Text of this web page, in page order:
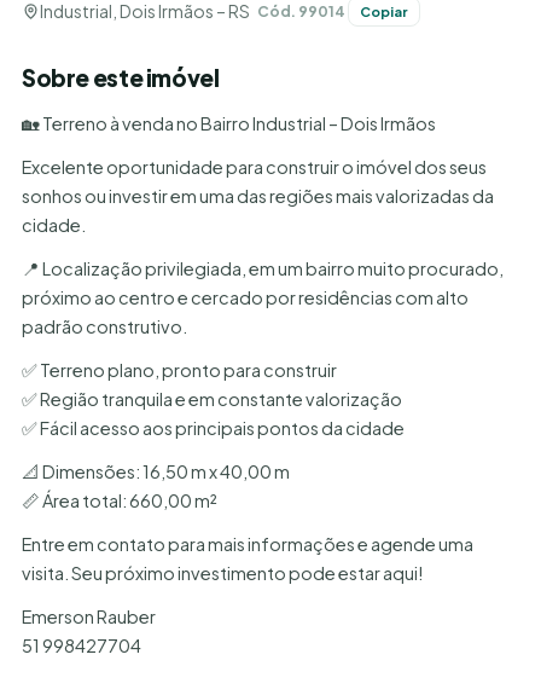
Industrial, Dois Irmãos – RS Cód. 99014 Copiar
Sobre este imóvel
🏡 Terreno à venda no Bairro Industrial – Dois Irmãos
Excelente oportunidade para construir o imóvel dos seus
sonhos ou investir em uma das regiões mais valorizadas da
cidade.
📍 Localização privilegiada, em um bairro muito procurado,
próximo ao centro e cercado por residências com alto
padrão construtivo.
✅ Terreno plano, pronto para construir
✅ Região tranquila e em constante valorização
✅ Fácil acesso aos principais pontos da cidade
📐 Dimensões: 16,50 m x 40,00 m
📏 Área total: 660,00 m²
Entre em contato para mais informações e agende uma
visita. Seu próximo investimento pode estar aqui!
Emerson Rauber
51 998427704